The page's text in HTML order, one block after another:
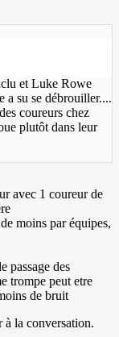
et Luke Rowe
a su se débrouiller....
coureurs chez
plutôt dans leur
avec 1 coureur de
moins par équipes,
passage des
trompe peut etre
de bruit
à la conversation.